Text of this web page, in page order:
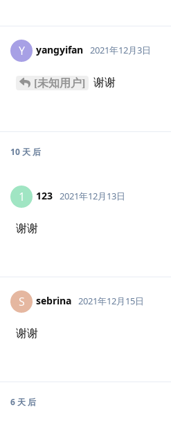
Y yangyifan 2021年12月3日
[未知用户] 谢谢
10 天 后
1 123 2021年12月13日
谢谢
S sebrina 2021年12月15日
谢谢
6 天 后